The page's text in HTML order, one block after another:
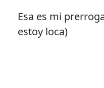
Esa es mi
estoy loca)